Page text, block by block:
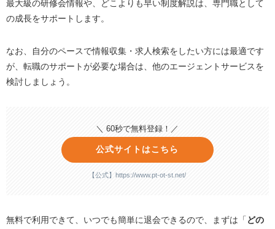
最大級の研修会情報や、どこよりも早い制度解説は、専門職として
の成長をサポートします。
なお、自分のペースで情報収集・求人検索をしたい方には最適です
が、転職のサポートが必要な場合は、他のエージェントサービスを
検討しましょう。
＼ 60秒で無料登録！／
公式サイトはこちら
【公式】https://www.pt-ot-st.net/
無料で利用できて、いつでも簡単に退会できるので、まずは「 どの